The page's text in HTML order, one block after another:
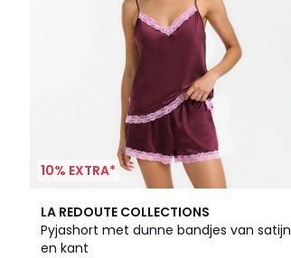
10% EXTRA*
LA REDOUTE COLLECTIONS
Pyjashort met dunne bandjes van satijn
en kant